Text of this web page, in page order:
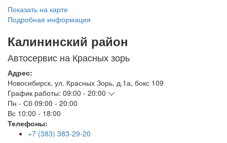
Показать на карте
Подробная информация
Калининский район
Автосервис на Красных зорь
Адрес:
Новосибирск, ул. Красных Зорь, д.1а, бокс 109
График работы: 09:00 - 20:00
Пн - Сб 09:00 - 20:00
Вс 10:00 - 18:00
Телефоны:
+7 (383) 383-29-20